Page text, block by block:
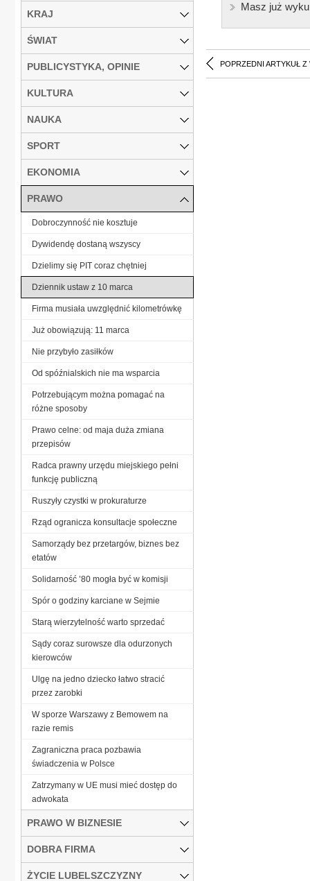
Masz już
POPRZEDNI ARTYKUŁ Z
KRAJ
ŚWIAT
PUBLICYSTYKA, OPINIE
KULTURA
NAUKA
SPORT
EKONOMIA
PRAWO
Dobroczynność nie kosztuje
Dywidendę dostaną wszyscy
Dzielimy się PIT coraz chętniej
Dziennik ustaw z 10 marca
Firma musiała uwzględnić kilometrówkę
Już obowiązują: 11 marca
Nie przybyło zasiłków
Od spóźnialskich nie ma wsparcia
Potrzebującym można pomagać na
różne sposoby
Prawo celne: od maja duża zmiana
przepisów
Radca prawny urzędu miejskiego pełni
funkcję publiczną
Ruszyły czystki w prokuraturze
Rząd ogranicza konsultacje społeczne
Samorządy bez przetargów, biznes bez
etatów
Solidarność ’80 mogła być w komisji
Spór o godziny karciane w Sejmie
Starą wierzytelność warto sprzedać
Sądy coraz surowsze dla odurzonych
kierowców
Ulgę na jedno dziecko łatwo stracić
przez zarobki
W sporze Warszawy z Bemowem na
razie remis
Zagraniczna praca pozbawia
świadczenia w Polsce
Zatrzymany w UE musi mieć dostęp do
adwokata
PRAWO W BIZNESIE
DOBRA FIRMA
ŻYCIE LUBELSZCZYZNY